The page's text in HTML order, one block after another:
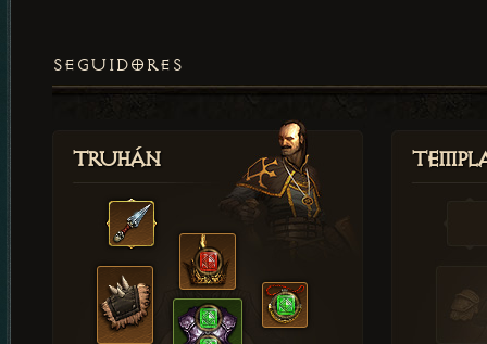
SEGUIDORES
Truhán